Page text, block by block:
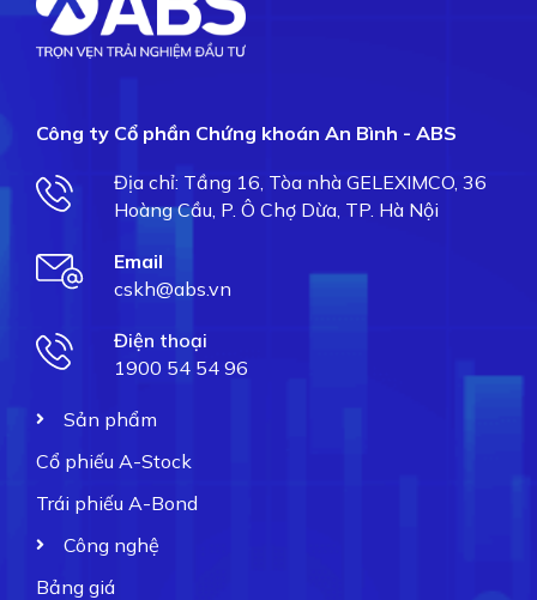
Công ty Cổ phần Chứng khoán An Bình - ABS
Địa chỉ: Tầng 16, Tòa nhà GELEXIMCO, 36
Hoàng Cầu, P. Ô Chợ Dừa, TP. Hà Nội
Email
cskh@abs.vn
Điện thoại
1900 54 54 96
Sản phẩm
Cổ phiếu A-Stock
Trái phiếu A-Bond
Công nghệ
Bảng giá